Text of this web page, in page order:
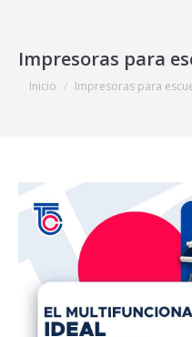
Impresoras para
Estás aquí:
Inicio Impresoras para